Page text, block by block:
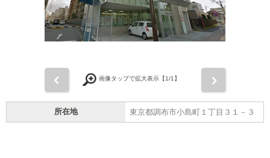
画像タップで拡大表示【1/1】
所在地 東京都調布市小島町１丁目３１－３